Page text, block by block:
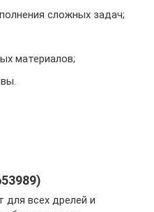
сложных задач;
материалов;
для всех дрелей и